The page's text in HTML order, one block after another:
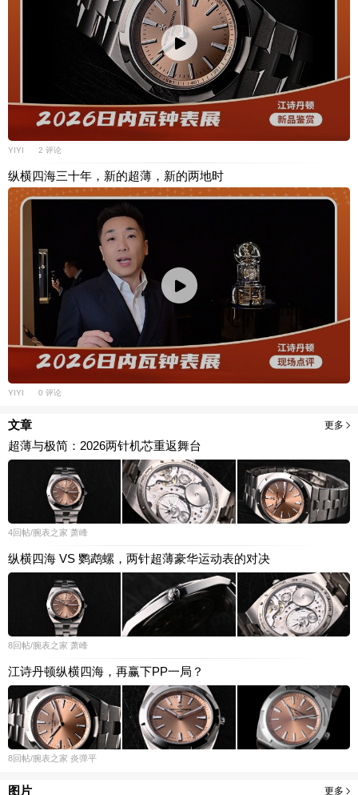
YIYI 2 评论
纵横四海三十年，新的超薄，新的两地时
YIYI 0 评论
文章 更多
超薄与极简：2026两针机芯重返舞台
4回帖/腕表之家 萧峰
纵横四海 VS 鹦鹉螺，两针超薄豪华运动表的对决
8回帖/腕表之家 萧峰
江诗丹顿纵横四海，再赢下PP一局？
8回帖/腕表之家 炎弹平
图片 更多